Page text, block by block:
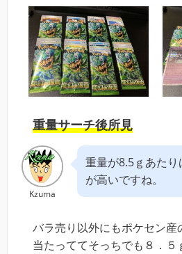
重量サーチ後所見
Kzuma
重量が8.5ｇあた
が高いですね。
バラ売り以外にもポケセン産
当たっててそっちでも８．５